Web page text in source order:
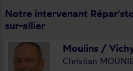
Notre intervenant
sur-allier
Moulins /
Christian